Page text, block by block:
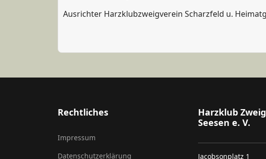
Ausrichter Harzklubzweigverein Scharzfeld u.
Rechtliches
Impressum
Datenschutzerklärung
Harzklub
Seesen e. V.
Jacobsonplatz 1